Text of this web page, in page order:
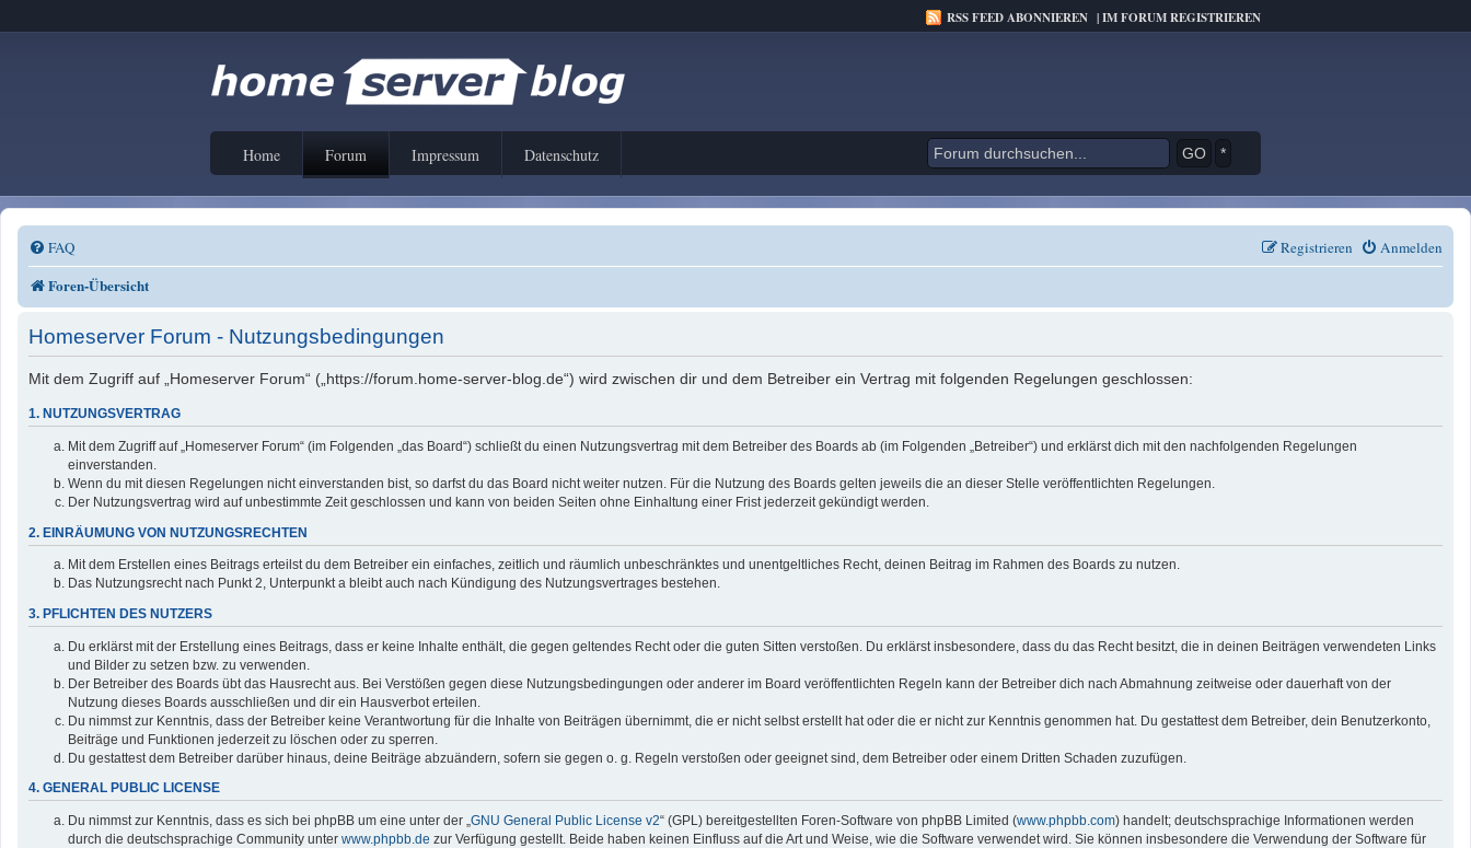
RSS FEED ABONNIEREN |IM FORUM REGISTRIEREN
Home Forum Impressum Datenschutz *
FAQ Anmelden
Registrieren
Foren-Übersicht
Homeserver Forum - Nutzungsbedingungen
Mit dem Zugriff auf „Homeserver Forum“ („https://forum.home-server-blog.de“) wird zwischen dir und dem Betreiber ein Vertrag mit folgenden Regelungen geschlossen:
1. NUTZUNGSVERTRAG
Mit dem Zugriff auf „Homeserver Forum“ (im Folgenden „das Board“) schließt du einen Nutzungsvertrag mit dem Betreiber des Boards ab (im Folgenden „Betreiber“) und erklärst dich mit den nachfolgenden Regelungen
einverstanden.
Wenn du mit diesen Regelungen nicht einverstanden bist, so darfst du das Board nicht weiter nutzen. Für die Nutzung des Boards gelten jeweils die an dieser Stelle veröffentlichten Regelungen.
Der Nutzungsvertrag wird auf unbestimmte Zeit geschlossen und kann von beiden Seiten ohne Einhaltung einer Frist jederzeit gekündigt werden.
2. EINRÄUMUNG VON NUTZUNGSRECHTEN
Mit dem Erstellen eines Beitrags erteilst du dem Betreiber ein einfaches, zeitlich und räumlich unbeschränktes und unentgeltliches Recht, deinen Beitrag im Rahmen des Boards zu nutzen.
Das Nutzungsrecht nach Punkt 2, Unterpunkt a bleibt auch nach Kündigung des Nutzungsvertrages bestehen.
3. PFLICHTEN DES NUTZERS
Du erklärst mit der Erstellung eines Beitrags, dass er keine Inhalte enthält, die gegen geltendes Recht oder die guten Sitten verstoßen. Du erklärst insbesondere, dass du das Recht besitzt, die in deinen Beiträgen verwendeten Links
und Bilder zu setzen bzw. zu verwenden.
Der Betreiber des Boards übt das Hausrecht aus. Bei Verstößen gegen diese Nutzungsbedingungen oder anderer im Board veröffentlichten Regeln kann der Betreiber dich nach Abmahnung zeitweise oder dauerhaft von der
Nutzung dieses Boards ausschließen und dir ein Hausverbot erteilen.
Du nimmst zur Kenntnis, dass der Betreiber keine Verantwortung für die Inhalte von Beiträgen übernimmt, die er nicht selbst erstellt hat oder die er nicht zur Kenntnis genommen hat. Du gestattest dem Betreiber, dein Benutzerkonto,
Beiträge und Funktionen jederzeit zu löschen oder zu sperren.
Du gestattest dem Betreiber darüber hinaus, deine Beiträge abzuändern, sofern sie gegen o. g. Regeln verstoßen oder geeignet sind, dem Betreiber oder einem Dritten Schaden zuzufügen.
4. GENERAL PUBLIC LICENSE
Du nimmst zur Kenntnis, dass es sich bei phpBB um eine unter der „GNU General Public License v2“ (GPL) bereitgestellten Foren-Software von phpBB Limited (www.phpbb.com) handelt; deutschsprachige Informationen werden
durch die deutschsprachige Community unter www.phpbb.de zur Verfügung gestellt. Beide haben keinen Einfluss auf die Art und Weise, wie die Software verwendet wird. Sie können insbesondere die Verwendung der Software für